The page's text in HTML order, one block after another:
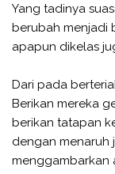
Yang tadinya
berubah menjadi
apapun dikelas
Dari pada
Berikan mereka
berikan tatapan
dengan menaruh
menggambarkan